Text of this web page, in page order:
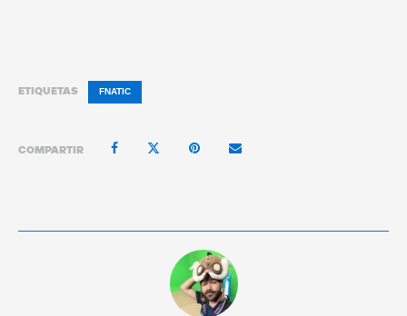
ETIQUETAS FNATIC
COMPARTIR